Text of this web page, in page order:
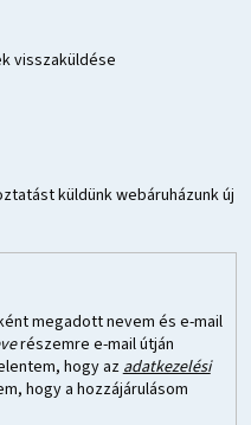
visszaküldése
küldünk webáruházunk új
megadott nevem és e-mail
részemre e-mail útján
hogy az adatkezelési
hogy a hozzájárulásom